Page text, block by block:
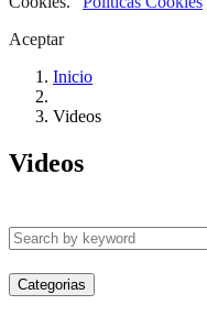
Aceptar
Inicio
Videos
Videos
Categorias